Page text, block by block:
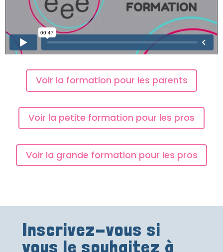
Voir la formation pour les parents
Voir la petite formation pour les pros
Voir la grande formation pour les pros
Inscrivez-vous si
vous le souhaitez à